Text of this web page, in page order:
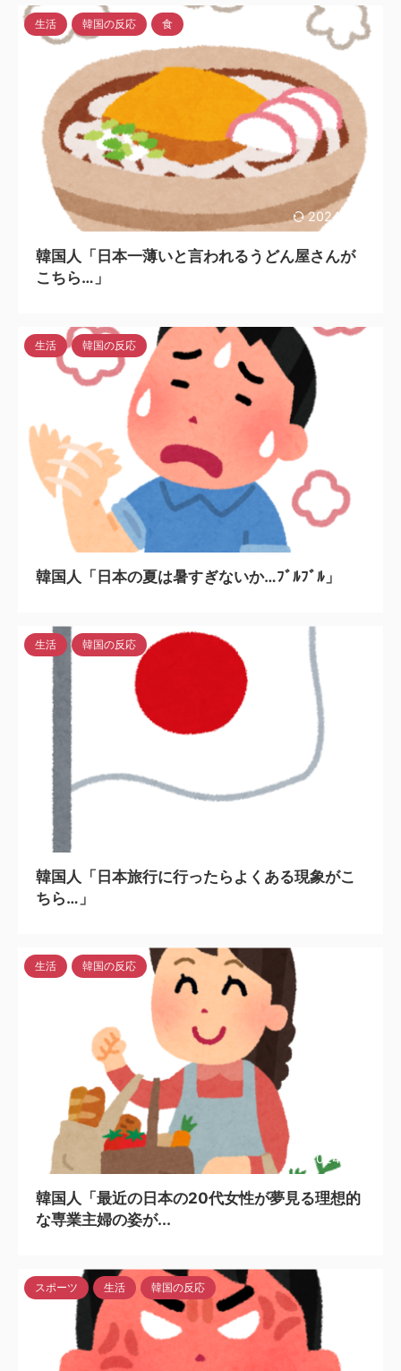
2024/7/29
生活 韓国の反応 食
韓国人「日本一薄いと言われるうどん屋さんが
こちら…」
生活 韓国の反応
韓国人「日本の夏は暑すぎないか…ﾌﾞﾙﾌﾞﾙ」
生活 韓国の反応
韓国人「日本旅行に行ったらよくある現象がこ
ちら…」
2024/7/28
生活 韓国の反応
韓国人「最近の日本の20代女性が夢見る理想的
な専業主婦の姿が...
スポーツ 生活 韓国の反応